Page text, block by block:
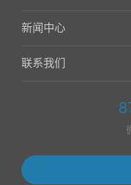
新闻中心
联系我们